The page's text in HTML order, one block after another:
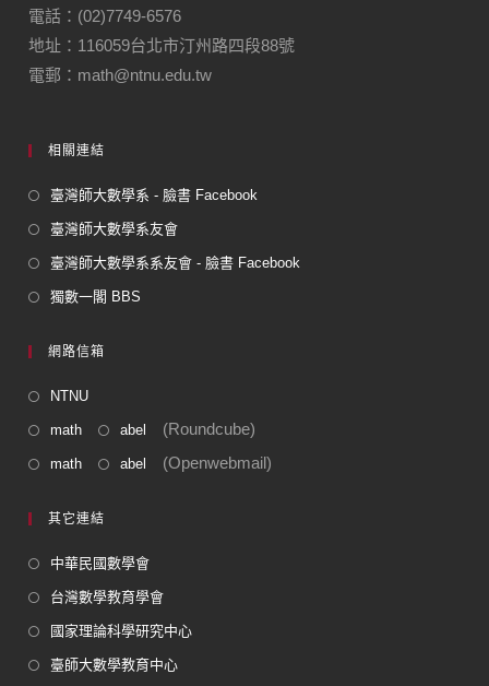
電話：(02)7749-6576
地址：116059台北市汀州路四段88號
電郵：math@ntnu.edu.tw
相關連結
臺灣師大數學系 - 臉書 Facebook
臺灣師大數學系友會
臺灣師大數學系系友會 - 臉書 Facebook
獨數一閣 BBS
網路信箱
NTNU
math abel (Roundcube)
math abel (Openwebmail)
其它連結
中華民國數學會
台灣數學教育學會
國家理論科學研究中心
臺師大數學教育中心